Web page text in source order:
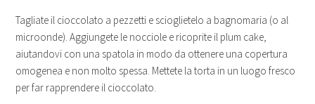
Tagliate il cioccolato a pezzetti e scioglietelo a bagnomaria (o al
microonde). Aggiungete le nocciole e ricoprite il plum cake,
aiutandovi con una spatola in modo da ottenere una copertura
omogenea e non molto spessa. Mettete la torta in un luogo fresco
per far rapprendere il cioccolato.